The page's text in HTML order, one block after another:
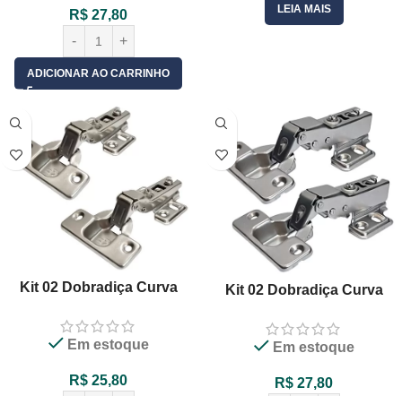
R$ 27,80
ADICIONAR AO CARRINHO
LEIA MAIS
Kit 02 Dobradiça Curva
Em estoque
R$ 25,80
Kit 02 Dobradiça Curva
Calço Slide On – 02 Unid
Em estoque
R$ 27,80